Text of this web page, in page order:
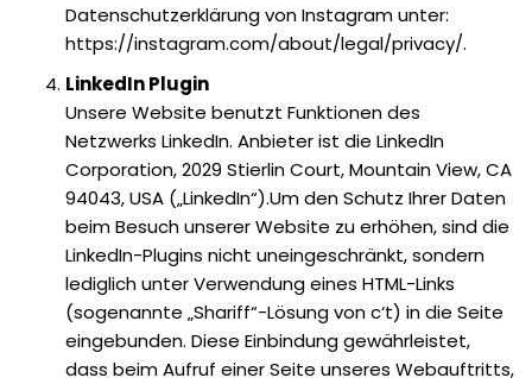
Datenschutzerklärung von Instagram unter:
https://instagram.com/about/legal/privacy/.
LinkedIn Plugin
Unsere Website benutzt Funktionen des
Netzwerks LinkedIn. Anbieter ist die LinkedIn
Corporation, 2029 Stierlin Court, Mountain View, CA
94043, USA („LinkedIn“).Um den Schutz Ihrer Daten
beim Besuch unserer Website zu erhöhen, sind die
LinkedIn-Plugins nicht uneingeschränkt, sondern
lediglich unter Verwendung eines HTML-Links
(sogenannte „Shariff“-Lösung von c‘t) in die Seite
eingebunden. Diese Einbindung gewährleistet,
dass beim Aufruf einer Seite unseres Webauftritts,